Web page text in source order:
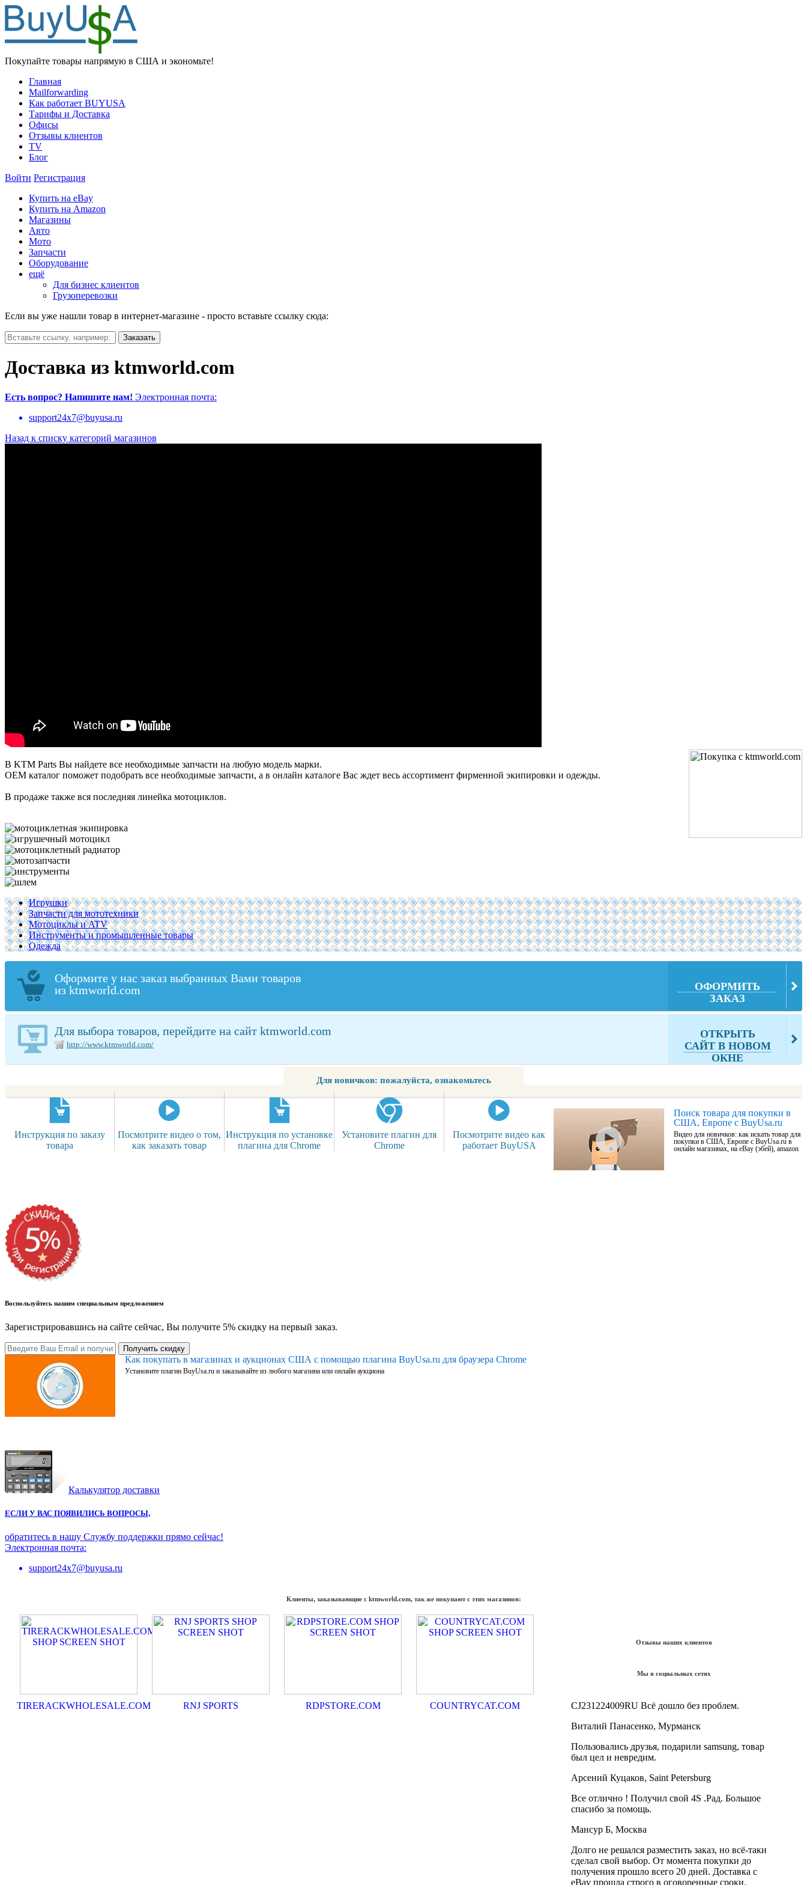
Покупайте товары напрямую в США и экономьте!
Главная
Mailforwarding
Как работает BUYUSA
Тарифы и Доставка
Офисы
Отзывы клиентов
TV
Блог
Войти Регистрация
Купить на eBay
Купить на Amazon
Магазины
Авто
Мото
Запчасти
Оборудование
ещё
Для бизнес клиентов
Грузоперевозки
Если вы уже нашли товар в интернет-магазине - просто вставьте ссылку сюда:
Доставка из ktmworld.com
Есть вопрос? Напишите нам! Электронная почта:
support24x7@buyusa.ru
Назад к списку категорий магазинов
В KTM Parts Вы найдете все необходимые запчасти на любую модель марки.
OEM каталог поможет подобрать все необходимые запчасти, а в онлайн каталоге Вас ждет весь ассортимент фирменной экипировки и одежды.
В продаже также вся последняя линейка мотоциклов.
Игрушки
Запчасти для мототехники
Мотоциклы и ATV
Инструменты и промышленные товары
Одежда
Оформите у нас заказ выбранных Вами товаров
из ktmworld.com
ОФОРМИТЬ
ЗАКАЗ
Для выбора товаров, перейдите на сайт ktmworld.com
http://www.ktmworld.com/
ОТКРЫТЬ
САЙТ В НОВОМ
ОКНЕ
Для новичков: пожалуйста, ознакомьтесь
Инструкция по заказу
товара
Посмотрите видео о том,
как заказать товар
Инструкция по установке
плагина для Chrome
Установите плагин для
Chrome
Посмотрите видео как
работает BuyUSA
Поиск товара для покупки в
США, Европе с BuyUsa.ru
Видео для новичков: как искать товар для
покупки в США, Европе с BuyUsa.ru в
онлайн магазинах, на eBay (эбей), amazon
Воспользуйтесь нашим специальным предложением
Зарегистрировавшись на сайте сейчас, Вы получите 5% скидку на первый заказ.
Получить скидку
Как покупать в магазинах и аукционах США с помощью плагина BuyUsa.ru для браузера Chrome
Установите плагин BuyUsa.ru и заказывайте из любого магазина или онлайн аукциона
Калькулятор доставки
ЕСЛИ У ВАС ПОЯВИЛИСЬ ВОПРОСЫ,
обратитесь в нашу Службу поддержки прямо сейчас!
Электронная почта:
support24x7@buyusa.ru
Клиенты, заказывающие с ktmworld.com, так же покупают с этих магазинов:
TIRERACKWHOLESALE.COM RNJ SPORTS RDPSTORE.COM COUNTRYCAT.COM
Отзывы наших клиентов
Мы в социальных сетях
CJ231224009RU Всё дошло без проблем.
Виталий Панасенко, Мурманск
Пользовались друзья, подарили samsung, товар
был цел и невредим.
Арсений Куцаков, Saint Petersburg
Все отлично ! Получил свой 4S .Рад. Большое
спасибо за помощь.
Мансур Б, Москва
Долго не решался разместить заказ, но всё-таки
сделал свой выбор. От момента покупки до
получения прошло всего 20 дней. Доставка с
eBay прошла строго в оговоренные сроки.